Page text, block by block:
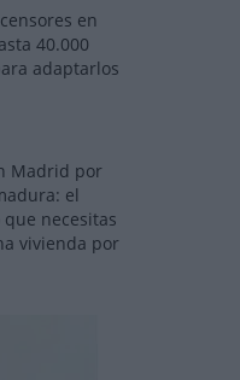
en
40.000
adaptarlos
Madrid por
el
que necesitas
vivienda por